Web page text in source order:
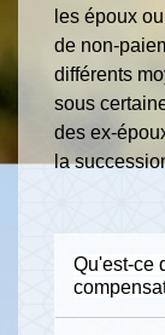
les époux
de non-
différents
sous
des ex-
la
Qu'est-ce